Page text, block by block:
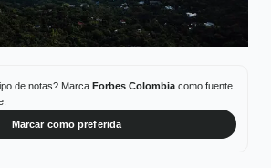
de notas? Marca Forbes Colombiacomo fuente
Marcar como preferida